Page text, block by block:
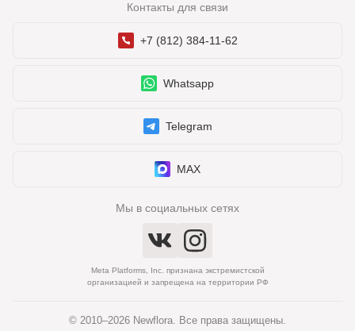
Контакты для связи
+7 (812) 384-11-62
Whatsapp
Telegram
MAX
Мы в социальных сетях
Meta Platforms, Inc. признана экстремистской
организацией и запрещена на территории РФ
© 2010–2026 Newflora. Все права защищены.